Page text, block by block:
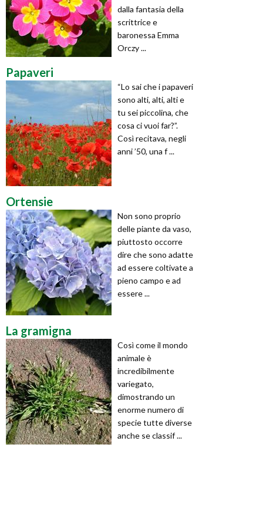
dalla fantasia della
scrittrice e
baronessa Emma
Orczy ...
Papaveri
“Lo sai che i papaveri
sono alti, alti, alti e
tu sei piccolina, che
cosa ci vuoi far?”.
Così recitava, negli
anni ’50, una f ...
Ortensie
Non sono proprio
delle piante da vaso,
piuttosto occorre
dire che sono adatte
ad essere coltivate a
pieno campo e ad
essere ...
La gramigna
Così come il mondo
animale è
incredibilmente
variegato,
dimostrando un
enorme numero di
specie tutte diverse
anche se classif ...